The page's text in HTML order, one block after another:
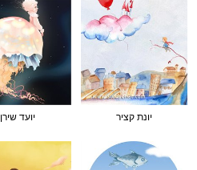
יונת קציר יועד שירן